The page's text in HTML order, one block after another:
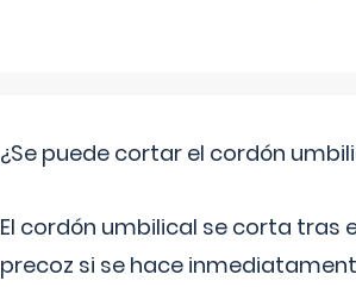
¿Se puede cortar el cordón
El cordón umbilical se corta tras
precoz si se hace